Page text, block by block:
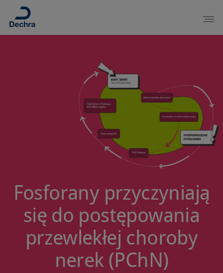
Fosforany przyczyniają
się do postępowania
przewlekłej choroby
nerek (PChN)